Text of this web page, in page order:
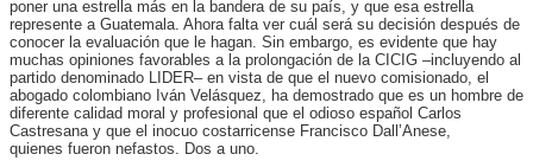
poner una estrella más en la bandera de su país, y que esa estrella
represente a Guatemala. Ahora falta ver cuál será su decisión después de
conocer la evaluación que le hagan. Sin embargo, es evidente que hay
muchas opiniones favorables a la prolongación de la CICIG –incluyendo al
partido denominado LIDER– en vista de que el nuevo comisionado, el
abogado colombiano Iván Velásquez, ha demostrado que es un hombre de
diferente calidad moral y profesional que el odioso español Carlos
Castresana y que el inocuo costarricense Francisco Dall’Anese,
quienes fueron nefastos. Dos a uno.